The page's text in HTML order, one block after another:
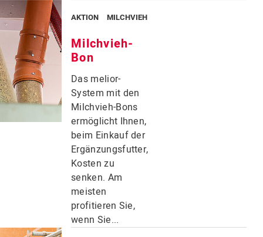
AKTION MILCHVIEH
Milchvieh-
Bon
Das melior-
System mit den
Milchvieh-Bons
ermöglicht Ihnen,
beim Einkauf der
Ergänzungsfutter,
Kosten zu
senken. Am
meisten
profitieren Sie,
wenn Sie...